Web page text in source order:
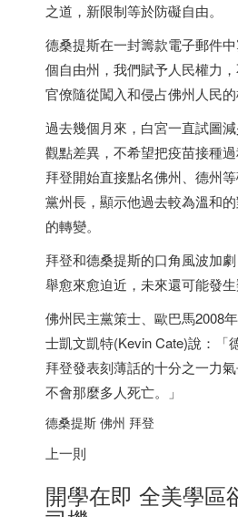
之道，新限制等於防礙自由。
德桑提斯在一封籌款電子郵件
個自由州，我們賦予人民權力
官僚隨從闖入和侵占佛州人民的
過去幾個月來，白宮一直試圖
觀點差異，不希望把疫苗接種
拜登開始直接點名佛州、德州
黨州長，顯示他過去較為溫和
的轉變。
拜登和德桑提斯的口角風波加
舉愈來愈迫近，未來還可能發生
佛州民主黨策士、歐巴馬2008
士凱文凱特(Kevin Cate)說：「
拜登發表刻薄話的十分之一力
不會那麼多人死亡。」
德桑提斯 佛州 拜登
上一則
開學在即 全美學區